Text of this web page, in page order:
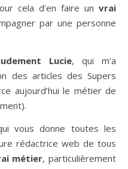
cela d’en faire un vrai
par une personne
Lucie, qui m’a
des articles des Supers
aujourd’hui le métier de
vous donne toutes les
rédactrice web de tous
métier, particulièrement